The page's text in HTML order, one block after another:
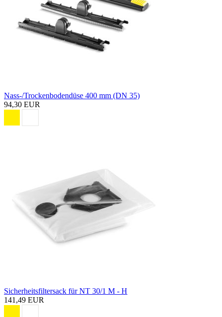
Nass-/Trockenbodendüse 400 mm (DN 35)
94,30 EUR
Sicherheitsfiltersack für NT 30/1 M - H
141,49 EUR